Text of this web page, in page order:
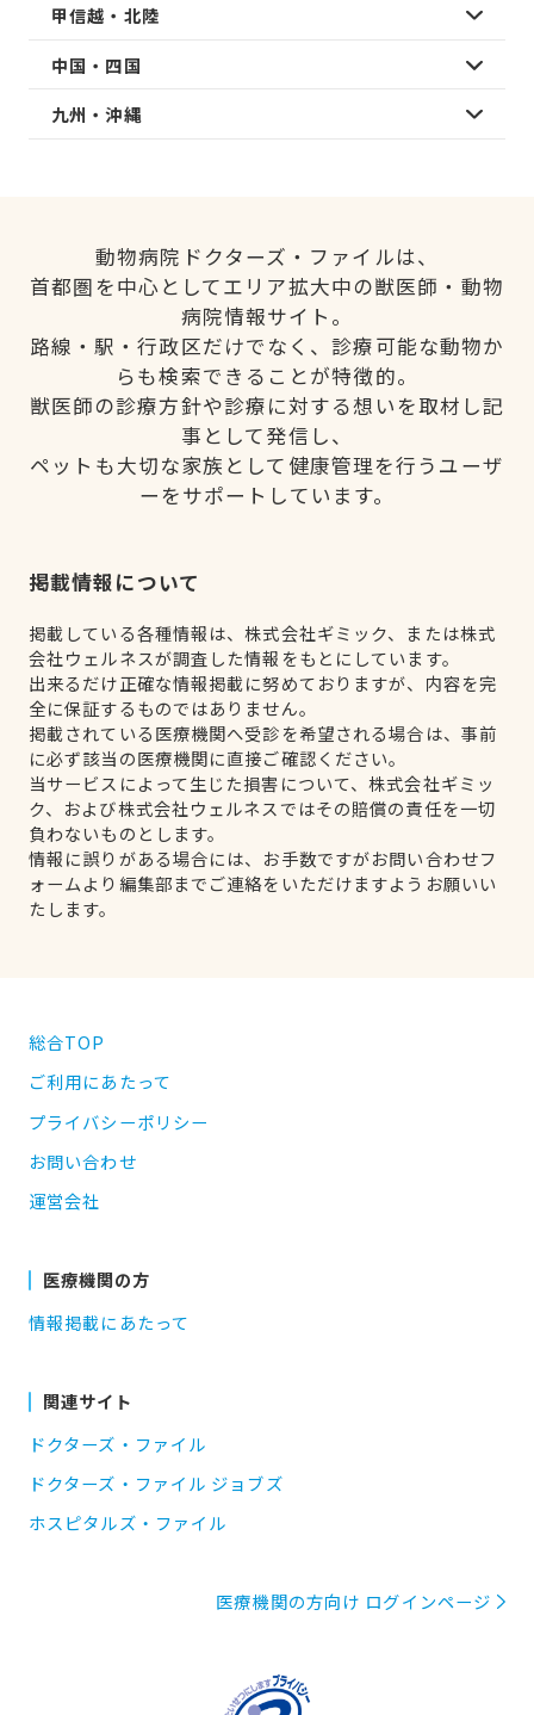
甲信越・北陸
中国・四国
九州・沖縄
動物病院ドクターズ・ファイルは、
首都圏を中心としてエリア拡大中の獣医師・動物
病院情報サイト。
路線・駅・行政区だけでなく、診療可能な動物か
らも検索できることが特徴的。
獣医師の診療方針や診療に対する想いを取材し記
事として発信し、
ペットも大切な家族として健康管理を行うユーザ
ーをサポートしています。
掲載情報について
掲載している各種情報は、株式会社ギミック、または株式
会社ウェルネスが調査した情報をもとにしています。
出来るだけ正確な情報掲載に努めておりますが、内容を完
全に保証するものではありません。
掲載されている医療機関へ受診を希望される場合は、事前
に必ず該当の医療機関に直接ご確認ください。
当サービスによって生じた損害について、株式会社ギミッ
ク、および株式会社ウェルネスではその賠償の責任を一切
負わないものとします。
情報に誤りがある場合には、お手数ですがお問い合わせフ
ォームより編集部までご連絡をいただけますようお願いい
たします。
総合TOP
ご利用にあたって
プライバシーポリシー
お問い合わせ
運営会社
医療機関の方
情報掲載にあたって
関連サイト
ドクターズ・ファイル
ドクターズ・ファイル ジョブズ
ホスピタルズ・ファイル
医療機関の方向け ログインページ